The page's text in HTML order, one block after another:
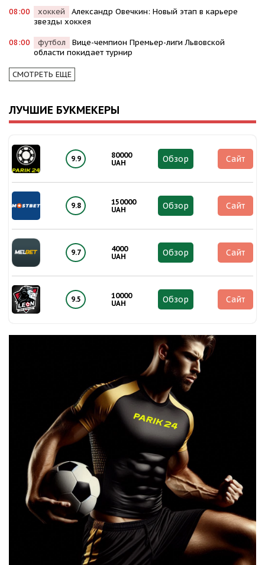
08:00 хоккей
Александр Овечкин: Новый этап в карьере
звезды хоккея
08:00 футбол
Вице-чемпион Премьер-лиги Львовской
области покидает турнир
СМОТРЕТЬ ЕЩЕ
ЛУЧШИЕ БУКМЕКЕРЫ
9.9
80000
UAH
Обзор Сайт
9.8
150000
UAH
Обзор Сайт
9.7
4000
UAH
Обзор Сайт
9.5
10000
UAH
Обзор Сайт